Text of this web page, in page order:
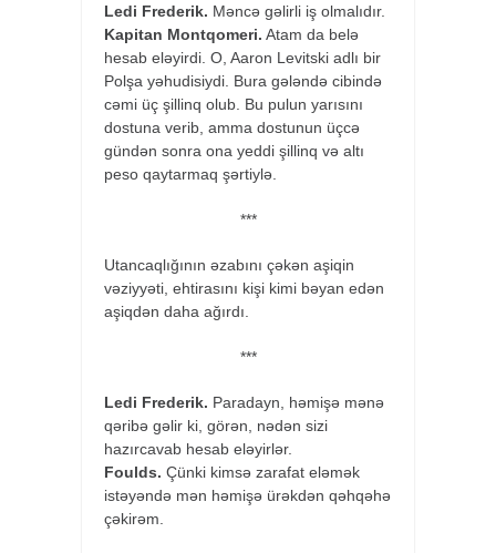
Ledi Frederik. Məncə gəlirli iş olmalıdır.
Kapitan Montqomeri. Atam da belə
hesab eləyirdi. O, Aaron Levitski adlı bir
Polşa yəhudisiydi. Bura gələndə cibində
cəmi üç şillinq olub. Bu pulun yarısını
dostuna verib, amma dostunun üçcə
gündən sonra ona yeddi şillinq və altı
peso qaytarmaq şərtiylə.
***
Utancaqlığının əzabını çəkən aşiqin
vəziyyəti, ehtirasını kişi kimi bəyan edən
aşiqdən daha ağırdı.
***
Ledi Frederik. Paradayn, həmişə mənə
qəribə gəlir ki, görən, nədən sizi
hazırcavab hesab eləyirlər.
Foulds. Çünki kimsə zarafat eləmək
istəyəndə mən həmişə ürəkdən qəhqəhə
çəkirəm.